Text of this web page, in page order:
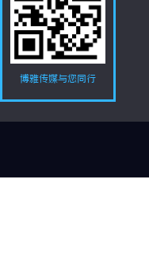
博雅传媒与您同行